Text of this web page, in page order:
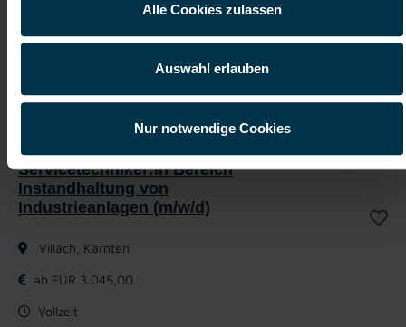
Alle Cookies zulassen
Auswahl erlauben
Nur notwendige Cookies
Jetzt bewerben
Details zu diesem Job anzeigen
Servicetechniker:in Bereich
Instandhaltung von
Industrieanlagen (m/w/d)
Villach, Kärnten
ab EUR 3.045,00
Vollzeit